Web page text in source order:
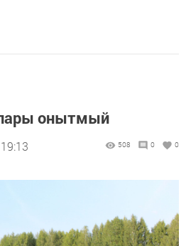
онытмый
508 0 0